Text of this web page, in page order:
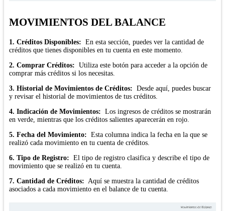
MOVIMIENTOS DEL BALANCE
1. Créditos Disponibles: En esta sección, puedes ver la cantidad de
créditos que tienes disponibles en tu cuenta en este momento.
2. Comprar Créditos: Utiliza este botón para acceder a la opción de
comprar más créditos si los necesitas.
3. Historial de Movimientos de Créditos: Desde aquí, puedes buscar
y revisar el historial de movimientos de tus créditos.
4. Indicación de Movimientos: Los ingresos de créditos se mostrarán
en verde, mientras que los créditos salientes aparecerán en rojo.
5. Fecha del Movimiento: Esta columna indica la fecha en la que se
realizó cada movimiento en tu cuenta de créditos.
6. Tipo de Registro: El tipo de registro clasifica y describe el tipo de
movimiento que se realizó en tu cuenta.
7. Cantidad de Créditos: Aquí se muestra la cantidad de créditos
asociados a cada movimiento en el balance de tu cuenta.